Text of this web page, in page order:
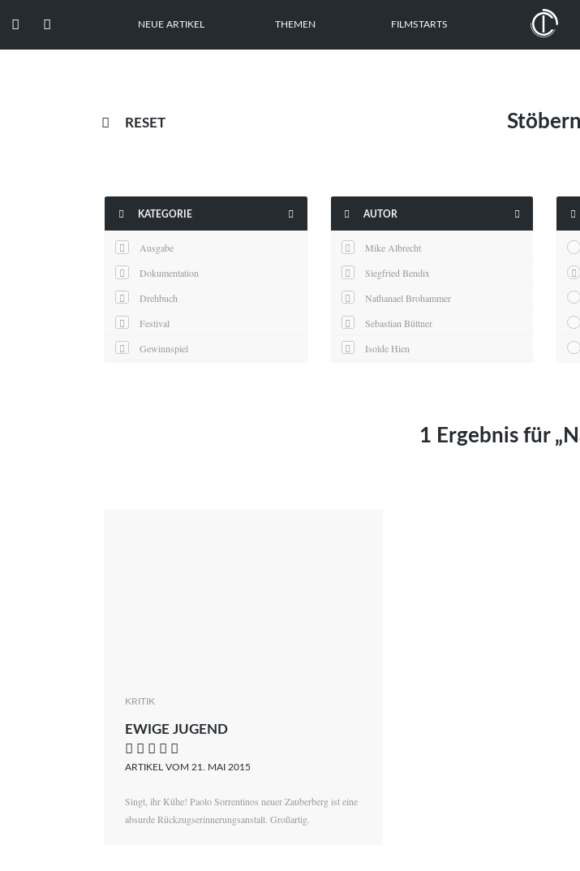
  NEUE ARTIKEL THEMEN FILMSTARTS
 RESET Stöbern
 KATEGORIE 
Ausgabe
Dokumentation
Drehbuch
Festival
Gewinnspiel
 AUTOR 
Mike Albrecht
Siegfried Bendix
Nathanael Brohammer
Sebastian Büttner
Isolde Hien

1 Ergebnis für
KRITIK
EWIGE JUGEND
    
ARTIKEL VOM 21. MAI 2015
Singt, ihr Kühe! Paolo Sorrentinos neuer Zauberberg ist eine
absurde Rückzugserinnerungsanstalt. Großartig.